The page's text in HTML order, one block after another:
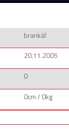
brankář
20.11.2005
0
0cm / 0kg